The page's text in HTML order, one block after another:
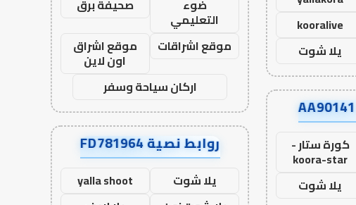
kooralive
يلا شوت
كورة ستار -
koora-star
يلا شوت
ضوء
التعليمي
صحيفة برق
موقع اشراقات
موقع اشراق
اون لاين
اركان سياحة وسفر
روابط نصية FD781964
يلا شوت
yalla shoot